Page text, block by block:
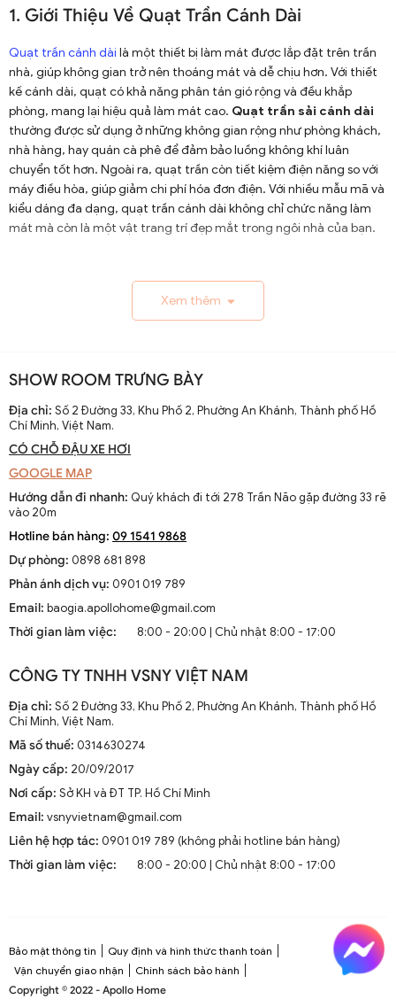
1. Giới Thiệu Về Quạt Trần Cánh Dài
Quạt trần cánh dài là một thiết bị làm mát được lắp đặt trên trần
nhà, giúp không gian trở nên thoáng mát và dễ chịu hơn. Với thiết
kế cánh dài, quạt có khả năng phân tán gió rộng và đều khắp
phòng, mang lại hiệu quả làm mát cao. Quạt trần sải cánh dài
thường được sử dụng ở những không gian rộng như phòng khách,
nhà hàng, hay quán cà phê để đảm bảo luồng không khí luân
chuyển tốt hơn. Ngoài ra, quạt trần còn tiết kiệm điện năng so với
máy điều hòa, giúp giảm chi phí hóa đơn điện. Với nhiều mẫu mã và
kiểu dáng đa dạng, quạt trần cánh dài không chỉ chức năng làm
mát mà còn là một vật trang trí đẹp mắt trong ngôi nhà của bạn.
1.1. Lịch Sử và Sự Phát Triển
pháp thông gió hiệu quả ở các khu vực nhiệt đới. Ban đầu
được làm thủ công và chạy bằng điện từ pin, chúng
nhanh chóng phát triển với sự tiến bộ của công nghệ
điện.
Sự thay đổi và cải tiến qua các thập kỷ
tiến với thiết kế hiện đại, động cơ mạnh mẽ và khả năng
cứu để nâng cao hiệu suất và thẩm mỹ của sản phẩm.
Xu hướng hiện tại trên thị trường
Hiện nay, quạt trần cánh dài không chỉ là thiết bị làm mát
sống. Chúng kết hợp công nghệ tiên tiến như điều khiển
1.2. Cấu Tạo và Nguyên Lý Hoạt Động
Cấu trúc tổng thể của quạt trần cánh dài
cơ, cánh quạt, bộ điều khiển và thân quạt. Các cánh quạt
được chế tạo từ chất liệu như gỗ, kim loại hoặc
composite để đảm bảo độ bền và hiệu suất.
Nguyên lý hoạt động cơ bản
Động cơ điện làm quay các cánh quạt, tạo ra dòng không
khí tuần hoàn trong không gian phòng.
Công nghệ tiên tiến tích hợp
Xem thêm
SHOW ROOM TRƯNG BÀY
Địa chỉ: Số 2 Đường 33, Khu Phố 2, Phường An Khánh, Thành phố Hồ
Chí Minh, Việt Nam.
CÓ CHỖ ĐẬU XE HƠI
GOOGLE MAP
Hướng dẫn đi nhanh: Quý khách đi tới 278 Trần Não gặp đường 33 rẽ
vào 20m
Hotline bán hàng: 09 1541 9868
Dự phòng: 0898 681 898
Phản ánh dịch vụ: 0901 019 789
Email: baogia.apollohome@gmail.com
Thời gian làm việc:
8:00 - 20:00 | Chủ nhật 8:00 - 17:00
CÔNG TY TNHH VSNY VIỆT NAM
Địa chỉ: Số 2 Đường 33, Khu Phố 2, Phường An Khánh, Thành phố Hồ
Chí Minh, Việt Nam.
Mã số thuế: 0314630274
Ngày cấp: 20/09/2017
Nơi cấp: Sở KH và ĐT TP. Hồ Chí Minh
Email: vsnyvietnam@gmail.com
Liên hệ hợp tác: 0901 019 789 (không phải hotline bán hàng)
Thời gian làm việc:
8:00 - 20:00 | Chủ nhật 8:00 - 17:00
Bảo mật thông tin
Quy định và hình thức thanh toán
Vận chuyển giao nhận
Chính sách bảo hành
Copyright © 2022 - Apollo Home